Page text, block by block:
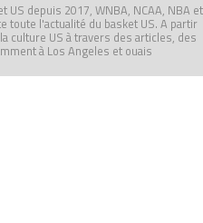
depuis 2017, WNBA, NCAA, NBA et
toute l'actualité du basket US. A partir
culture US à travers des articles, des
à Los Angeles et ouais